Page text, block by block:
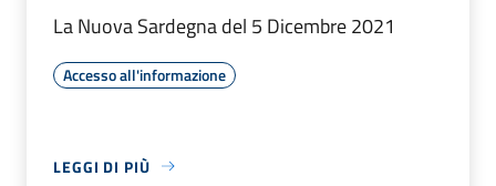
La Nuova Sardegna del 5 Dicembre 2021
Accesso all'informazione
LEGGI DI PIÙ